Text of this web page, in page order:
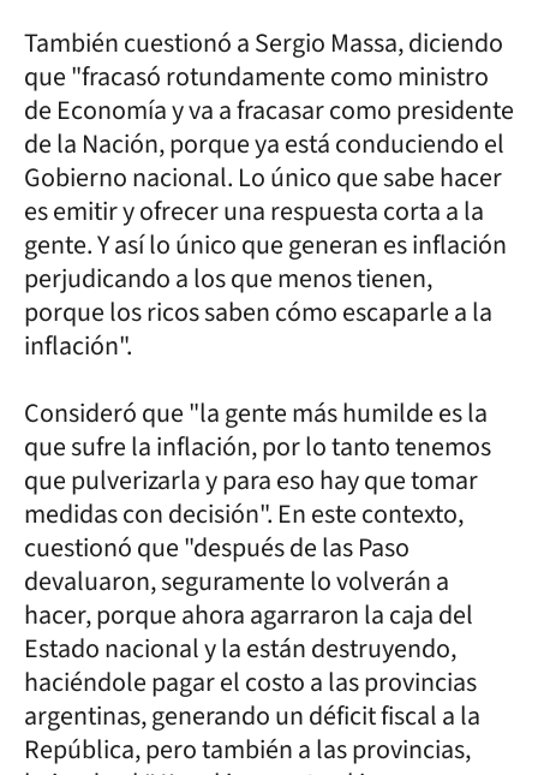
También cuestionó a Sergio Massa, diciendo
que "fracasó rotundamente como ministro
de Economía y va a fracasar como presidente
de la Nación, porque ya está conduciendo el
Gobierno nacional. Lo único que sabe hacer
es emitir y ofrecer una respuesta corta a la
gente. Y así lo único que generan es inflación
perjudicando a los que menos tienen,
porque los ricos saben cómo escaparle a la
inflación".
Consideró que "la gente más humilde es la
que sufre la inflación, por lo tanto tenemos
que pulverizarla y para eso hay que tomar
medidas con decisión". En este contexto,
cuestionó que "después de las Paso
devaluaron, seguramente lo volverán a
hacer, porque ahora agarraron la caja del
Estado nacional y la están destruyendo,
haciéndole pagar el costo a las provincias
argentinas, generando un déficit fiscal a la
República, pero también a las provincias,